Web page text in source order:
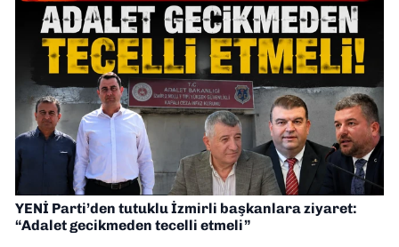
YENİ Parti’den tutuklu İzmirli başkanlara ziyaret:
“Adalet gecikmeden tecelli etmeli”